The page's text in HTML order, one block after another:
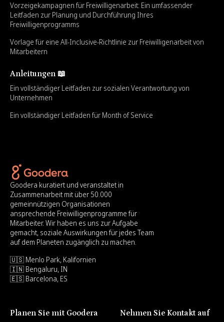
Vorzeigekampagnen für Freiwilligenarbeit: Ein umfassender
Leitfaden zur Planung und Durchführung Ihres
Freiwilligenprogramms
Vorlage für eine All-Inclusive-Richtlinie zur Freiwilligenarbeit von
Mitarbeitern
Anleitungen 📖
Ein vollständiger Leitfaden zur sozialen Verantwortung von
Unternehmen
Ein vollständiger Leitfaden für Month of Service
Goodera kuratiert und veranstaltet in
Zusammenarbeit mit über 50.000
gemeinnützigen Organisationen
ansprechende Freiwilligenprogramme für
Mitarbeiter. Wir haben es uns zur Aufgabe
gemacht, soziale Auswirkungen für jedes Team
auf dem Planeten zugänglich zu machen.
🇺🇸 Menlo Park, Kalifornien
🇮🇳 Bengaluru, IN
🇪🇸 Barcelona, ES
Planen Sie mit Goodera Nehmen Sie Kontakt auf